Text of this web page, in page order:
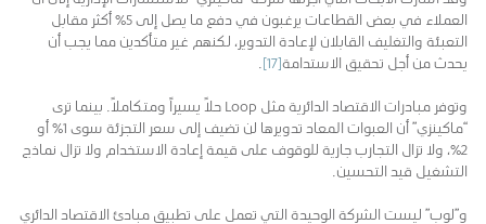
العملاء في بعض القطاعات يرغبون في دفع ما يصل إلى 5٪ أكثر مقابل
التعبئة والتغليف القابلان لإعادة التدوير، لكنهم غير متأكدين مما يجب أن
يحدث من أجل تحقيق الاستدامة[17]
وتوفر مبادرات الاقتصاد الدائرية مثل Loop حلاً يسيراً ومتكاملاً. بينما ترى
“ماكينزي” أن العبوات المعاد تدويرها لن تضيف إلى سعر التجزئة سوى 1٪ أو
2٪، ولا تزال التجارب جارية للوقوف على قيمة إعادة الاستخدام ولا تزال نماذج
التشغيل قيد التحسين.
و”لوب” ليست الشركة الوحيدة التي تعمل على تطبيق مبادئ الاقتصاد الدائري